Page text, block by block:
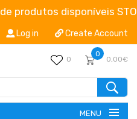
produtos disponíveis
Log in Create Account
0
0
0,00€
MENU